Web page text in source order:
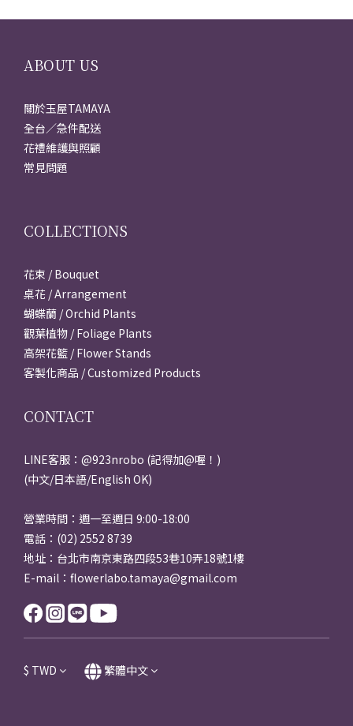
ABOUT US
關於玉屋TAMAYA
全台／急件配送
花禮維護與照顧
常見問題
COLLECTIONS
花束 / Bouquet
桌花 / Arrangement
蝴蝶蘭 / Orchid Plants
觀葉植物 / Foliage Plants
高架花籃 / Flower Stands
客製化商品 / Customized Products
CONTACT
LINE客服：@923nrobo (記得加@喔！)
(中文/日本語/English OK)
營業時間：週一至週日 9:00-18:00
電話：(02) 2552 8739
地址：台北市南京東路四段53巷10弄18號1樓
E-mail：flowerlabo.tamaya@gmail.com
$ TWD 繁體中文